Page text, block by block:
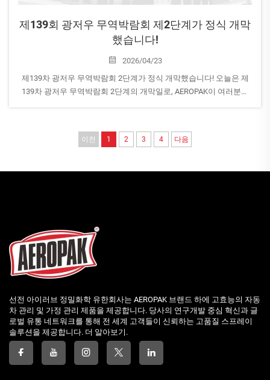
제139회 광저우 무역박람회 제2단계가 정식 개막
했습니다!
2026/04/23
제139차 광저우 무역박람회 2단계가 정식 개막했습니다! 오늘은 제
139차 광저우 무역박람회 2단계의 개막일로, AEROPAK이 여러분을
이전 1 2 3 4 다음
선전 아이러브 정밀화학 유한회사는 AEROPAK 브랜드 하에 고효능의 자동
차 관리 및 가정 관리 제품을 제공합니다. 당사의 연구개발 중심 혁신과 글
로벌 유통 네트워크를 통해 전 세계 고객들이 신뢰하는 고품질 스프레이
솔루션을 제공합니다. 더 알아보기.